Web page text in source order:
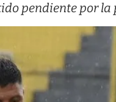
pendiente por